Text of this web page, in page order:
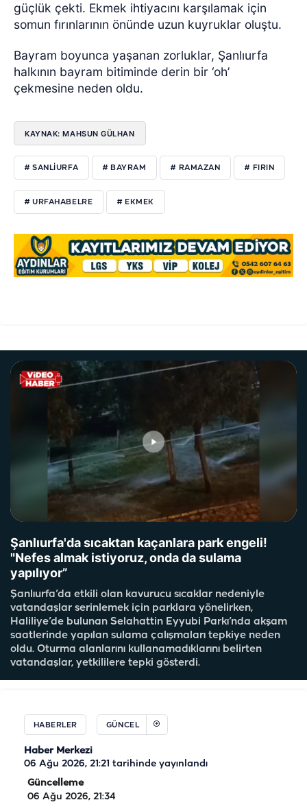
güçlük çekti. Ekmek ihtiyacını karşılamak için
somun fırınlarının önünde uzun kuyruklar oluştu.
Bayram boyunca yaşanan zorluklar, Şanlıurfa
halkının bayram bitiminde derin bir ‘oh’
çekmesine neden oldu.
KAYNAK: MAHSUN GÜLHAN
# SANLIURFA # BAYRAM # RAMAZAN # FIRIN
# URFAHABELRE # EKMEK
Şanlıurfa'da sıcaktan kaçanlara park engeli!
"Nefes almak istiyoruz, onda da sulama
yapılıyor”
Şanlıurfa’da etkili olan kavurucu sıcaklar nedeniyle
vatandaşlar serinlemek için parklara yönelirken,
Haliliye’de bulunan Selahattin Eyyubi Parkı’nda akşam
saatlerinde yapılan sulama çalışmaları tepkiye neden
oldu. Oturma alanlarını kullanamadıklarını belirten
vatandaşlar, yetkililere tepki gösterdi.
HABERLER GÜNCEL
Haber Merkezi
06 Ağu 2026, 21:21 tarihinde yayınlandı
Güncelleme
06 Ağu 2026, 21:34